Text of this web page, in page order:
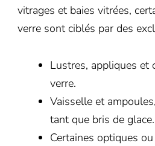
vitrages et baies vitrées,
verre sont ciblés par des
Lustres, appliques et
verre.
Vaisselle et
tant que bris de glace.
Certaines optiques